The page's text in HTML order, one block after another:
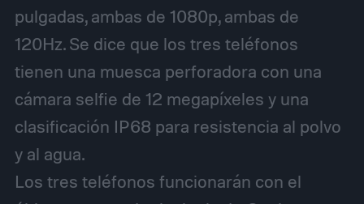
pulgadas, ambas de 1080p, ambas de
120Hz. Se dice que los tres teléfonos
tienen una muesca perforadora con una
cámara selfie de 12 megapíxeles y una
clasificación IP68 para resistencia al polvo
y al agua.
Los tres teléfonos funcionarán con el